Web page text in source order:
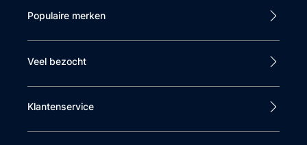
Populaire merken
Veel bezocht
Klantenservice